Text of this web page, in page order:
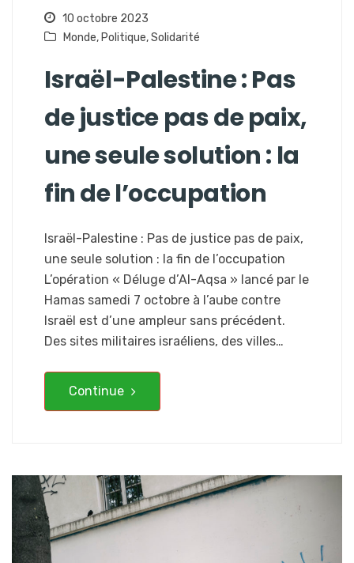
10 octobre 2023
Monde, Politique,Solidarité
Israël-Palestine : Pas
de justice pas de paix,
une seule solution : la
fin de l’occupation
Israël-Palestine : Pas de justice pas de paix,
une seule solution : la fin de l’occupation
L’opération « Déluge d’Al-Aqsa » lancé par le
Hamas samedi 7 octobre à l’aube contre
Israël est d’une ampleur sans précédent.
Des sites militaires israéliens, des villes…
Continue